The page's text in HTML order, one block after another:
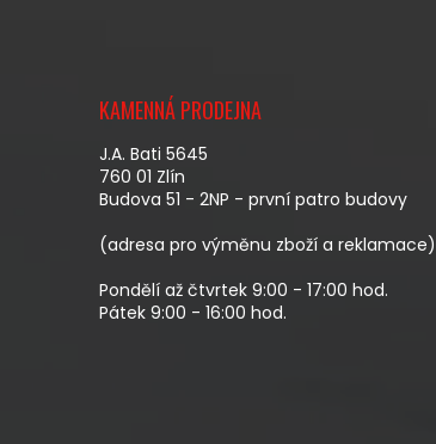
KAMENNÁ PRODEJNA
J.A. Bati 5645
760 01 Zlín
Budova 51 - 2NP - první patro budovy
(adresa pro výměnu zboží a reklamace)
Pondělí až čtvrtek 9:00 - 17:00 hod.
Pátek 9:00 - 16:00 hod.